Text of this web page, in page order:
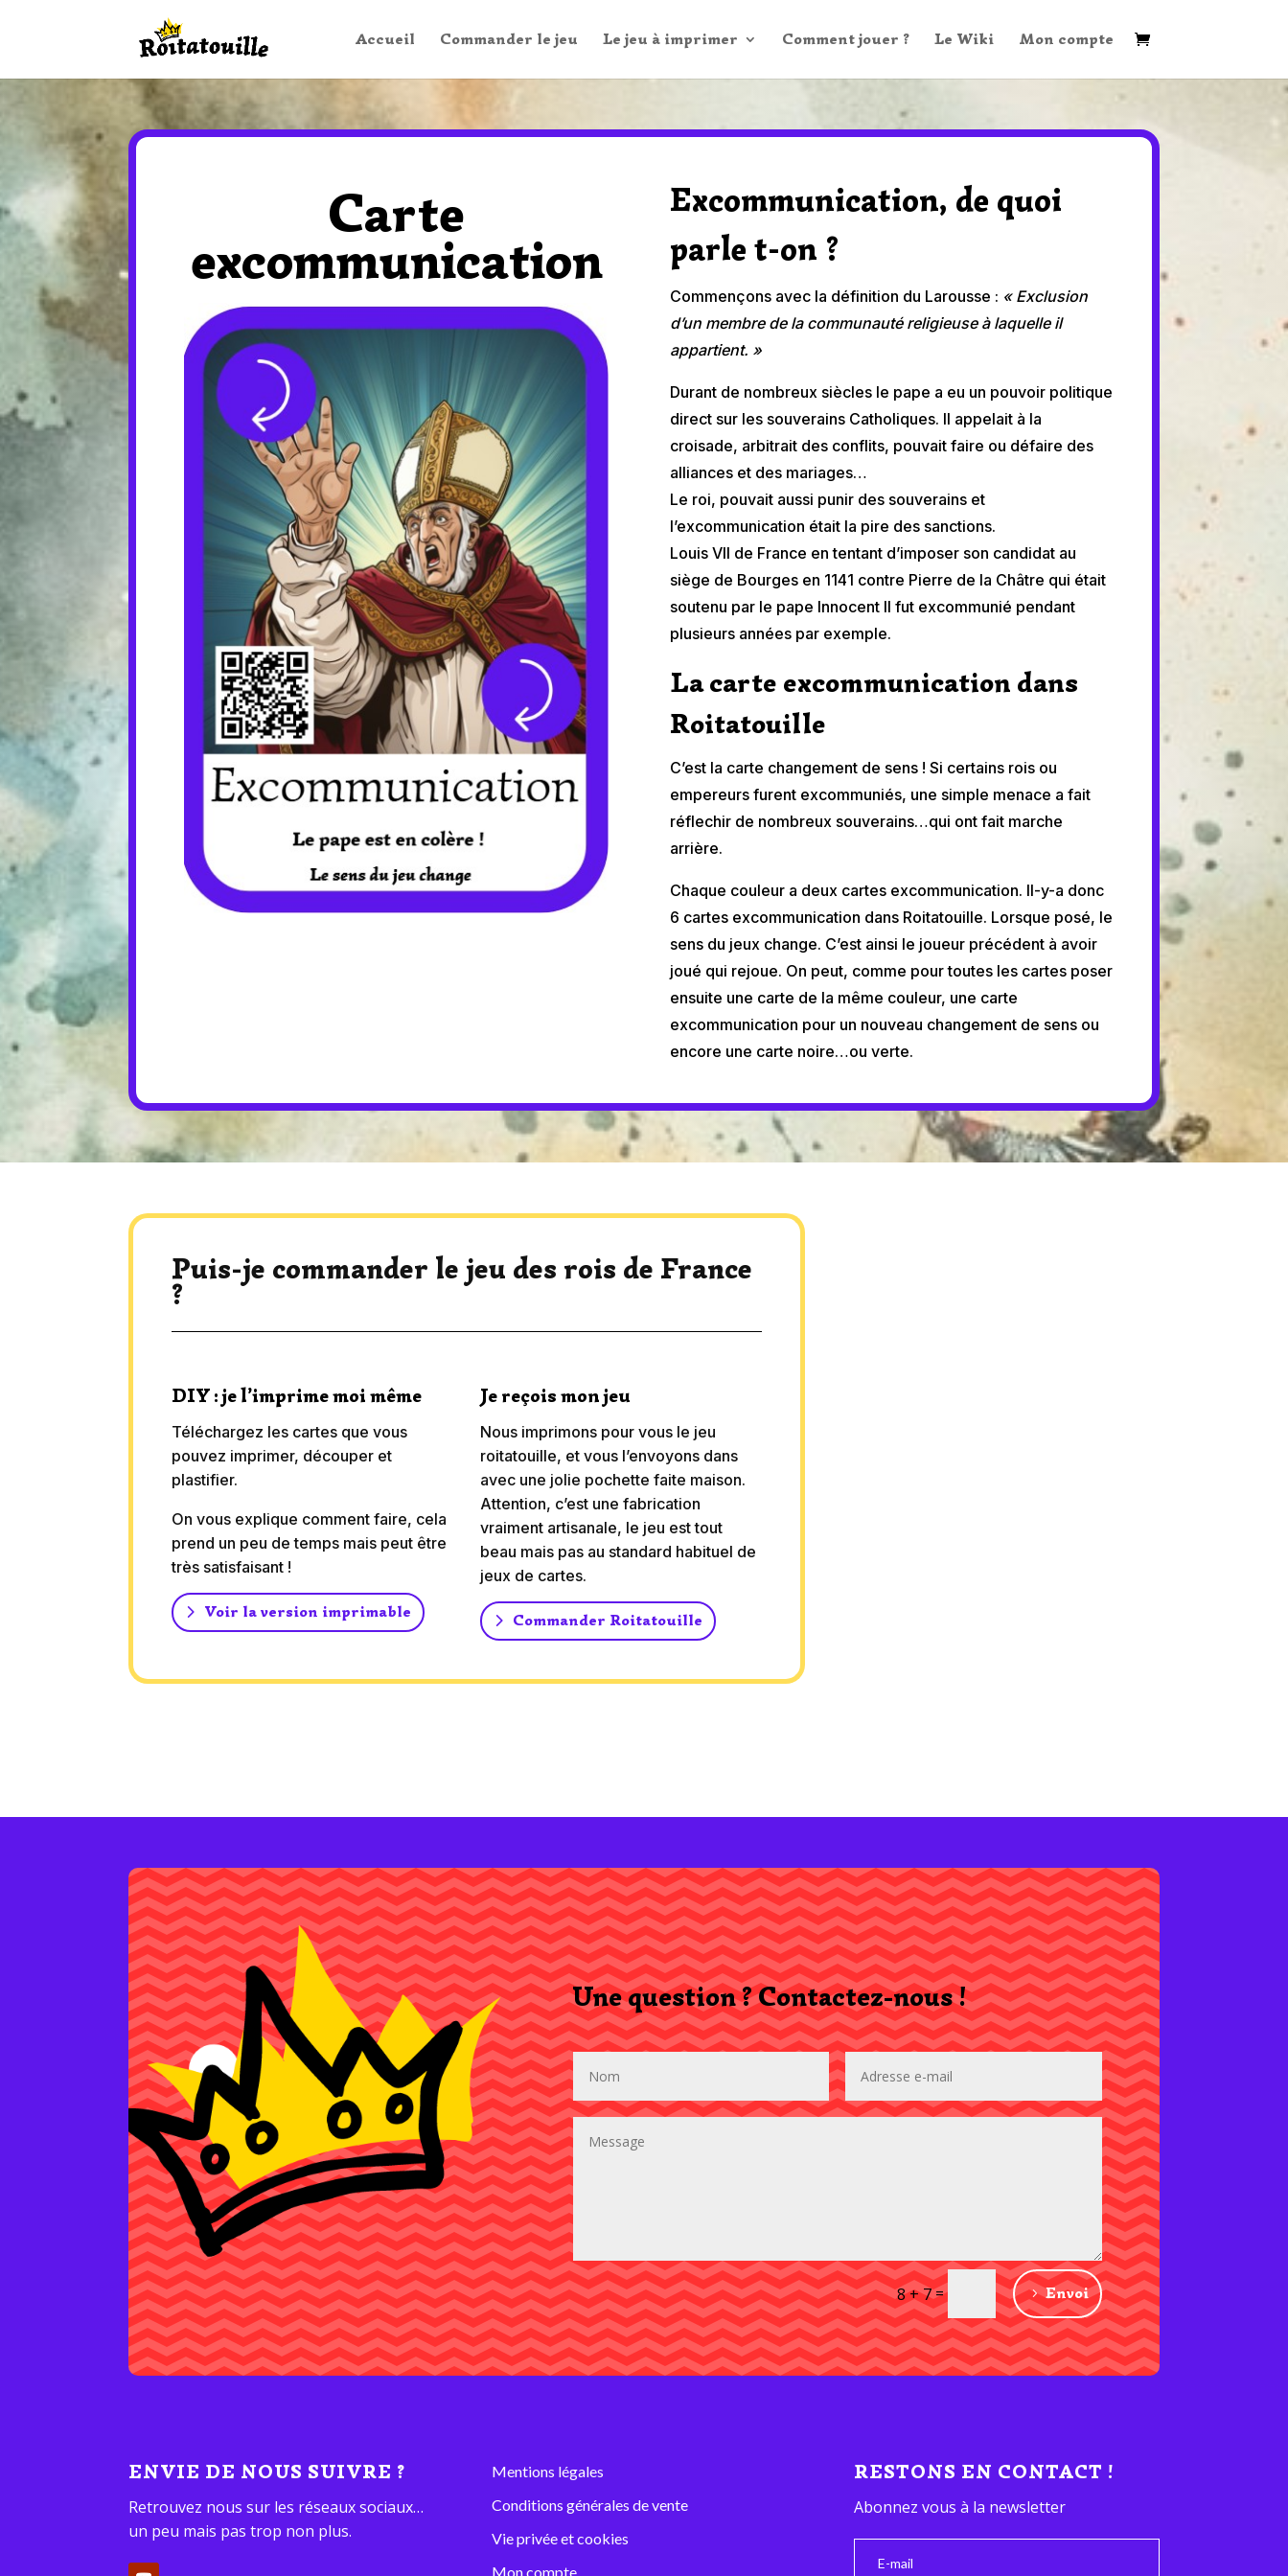
Accueil Commander le jeu Le jeu à imprimer Comment jouer ? Le Wiki Mon compte
Carte
excommunication
Excommunication, de quoi
parle t-on ?
Commençons avec la définition du Larousse : « Exclusion
d’un membre de la communauté religieuse à laquelle il
appartient. »
Durant de nombreux siècles le pape a eu un pouvoir politique
direct sur les souverains Catholiques. Il appelait à la
croisade, arbitrait des conflits, pouvait faire ou défaire des
alliances et des mariages…
Le roi, pouvait aussi punir des souverains et
l’excommunication était la pire des sanctions.
Louis VII de France en tentant d’imposer son candidat au
siège de Bourges en 1141 contre Pierre de la Châtre qui était
soutenu par le pape Innocent II fut excommunié pendant
plusieurs années par exemple.
La carte excommunication dans
Roitatouille
C’est la carte changement de sens ! Si certains rois ou
empereurs furent excommuniés, une simple menace a fait
réflechir de nombreux souverains…qui ont fait marche
arrière.
Chaque couleur a deux cartes excommunication. Il-y-a donc
6 cartes excommunication dans Roitatouille. Lorsque posé, le
sens du jeux change. C’est ainsi le joueur précédent à avoir
joué qui rejoue. On peut, comme pour toutes les cartes poser
ensuite une carte de la même couleur, une carte
excommunication pour un nouveau changement de sens ou
encore une carte noire…ou verte.
Puis-je commander le jeu des rois de France
?
DIY : je l’imprime moi même
Téléchargez les cartes que vous
pouvez imprimer, découper et
plastifier.
On vous explique comment faire, cela
prend un peu de temps mais peut être
très satisfaisant !
Voir la version imprimable
Je reçois mon jeu
Nous imprimons pour vous le jeu
roitatouille, et vous l’envoyons dans
avec une jolie pochette faite maison.
Attention, c’est une fabrication
vraiment artisanale, le jeu est tout
beau mais pas au standard habituel de
jeux de cartes.
Commander Roitatouille
Une question ? Contactez-nous !
8 + 7= Envoi
ENVIE DE NOUS SUIVRE ?
Retrouvez nous sur les réseaux sociaux…
un peu mais pas trop non plus.
Mentions légales
Conditions générales de vente
Vie privée et cookies
Mon compte
RESTONS EN CONTACT !
Abonnez vous à la newsletter